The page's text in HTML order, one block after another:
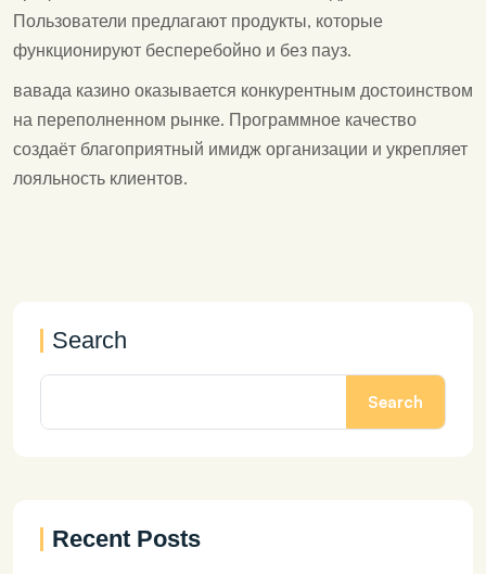
Пользователи предлагают продукты, которые
функционируют бесперебойно и без пауз.
вавада казино оказывается конкурентным достоинством
на переполненном рынке. Программное качество
создаёт благоприятный имидж организации и укрепляет
лояльность клиентов.
Search
Search
Recent Posts